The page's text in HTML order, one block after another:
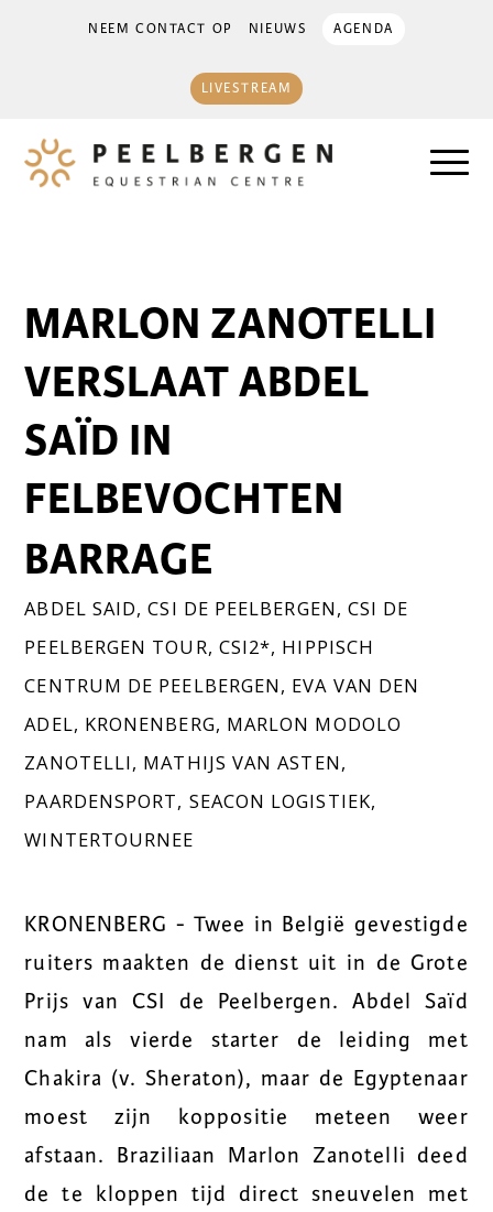
NEEM CONTACT OP NIEUWS AGENDA
LIVESTREAM
MARLON ZANOTELLI
VERSLAAT ABDEL
SAÏD IN
FELBEVOCHTEN
BARRAGE
ABDEL SAID,CSI DE PEELBERGEN, CSI DE
PEELBERGEN TOUR, CSI2*, HIPPISCH
CENTRUM DE PEELBERGEN, EVA VAN DEN
ADEL, KRONENBERG, MARLON MODOLO
ZANOTELLI, MATHIJS VAN ASTEN,
PAARDENSPORT, SEACON LOGISTIEK,
WINTERTOURNEE
KRONENBERG - Twee in België gevestigde
ruiters maakten de dienst uit in de Grote
Prijs van CSI de Peelbergen. Abdel Saïd
nam als vierde starter de leiding met
Chakira (v. Sheraton), maar de Egyptenaar
moest zijn koppositie meteen weer
afstaan. Braziliaan Marlon Zanotelli deed
de te kloppen tijd direct sneuvelen met